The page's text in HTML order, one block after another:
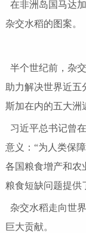
在非洲岛国马达
杂交水稻的图案。
半个世纪前，杂
助力解决世界近五
斯加在内的五大洲
习近平总书记曾
意义：“为人类保
各国粮食增产和农
粮食短缺问题提供
杂交水稻走向世
巨大贡献。